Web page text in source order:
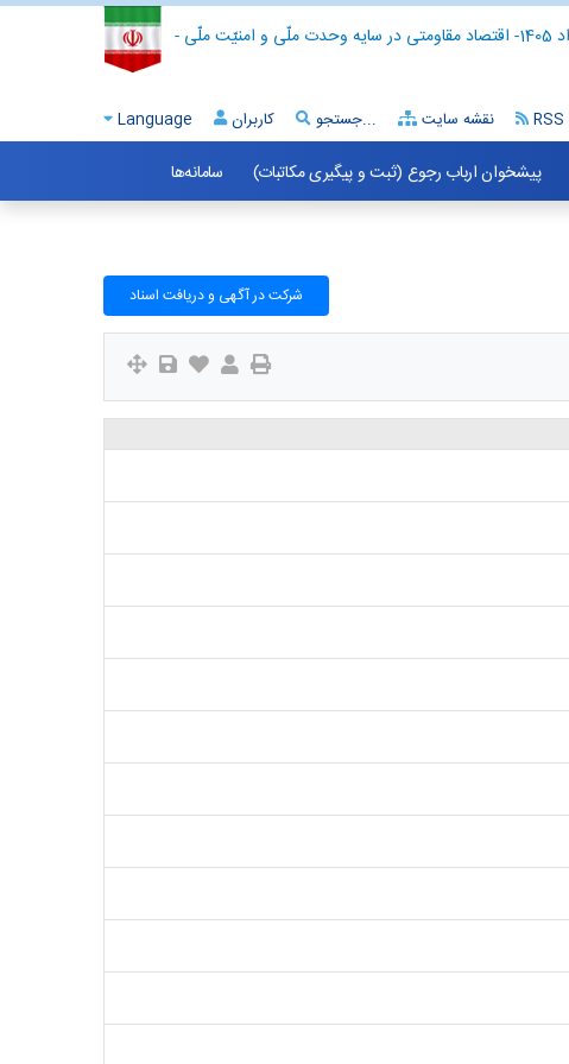
- اقتصاد مقاومتی در سایه وحدت ملّی و امنیّت ملّی -
Language کاربران جستجو... نقشه سایت RSS
پیشخوان ارباب رجوع (ثبت و پیگیری مکاتبات)
سامانه‌ها
شرکت در آگهی و دریافت اسناد